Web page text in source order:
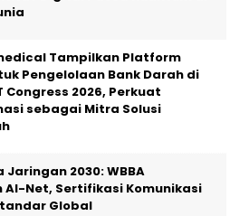
Tampilkan Platform
Pengelolaan Bank Darah di
Congress 2026, Perkuat
sebagai Mitra Solusi
Jaringan 2030: WBBA
AI-Net, Sertifikasi Komunikasi
Global